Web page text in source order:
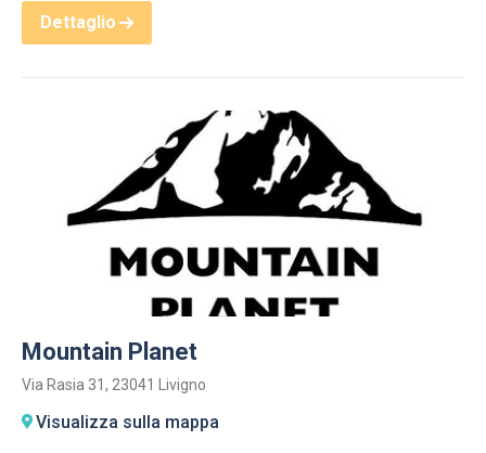
Dettaglio
Mountain Planet
Via Rasia 31, 23041 Livigno
Visualizza sulla mappa